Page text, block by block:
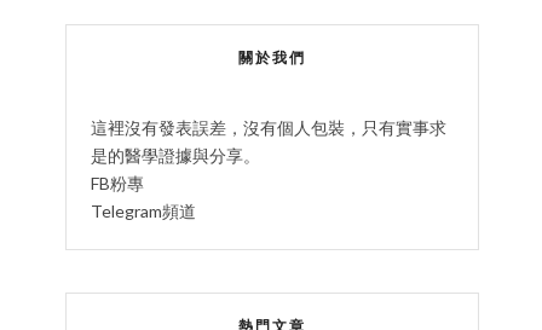
關於我們
這裡沒有發表誤差，沒有個人包裝，只有實事求
是的醫學證據與分享。
FB粉專
Telegram頻道
熱門文章